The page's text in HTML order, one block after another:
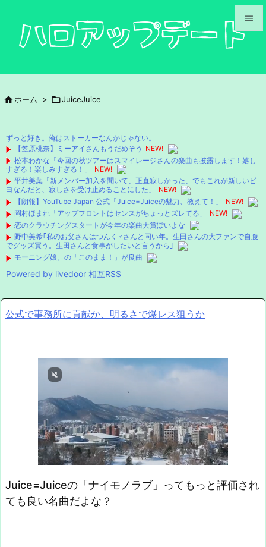




検索
 ホーム > JuiceJuice
ずっと好き。俺はストーカーなんかじゃない。
【笠原桃奈】ミーアイさんもうだめそう NEW!
松本わかな「今回の秋ツアーはスマイレージさんの楽曲も披露します！嬉し
すぎる！楽しみすぎる！」
NEW!
平井美葉「新メンバー加入を聞いて、正直寂しかった、でもこれが新しいビ
ヨなんだと、寂しさを受け止めることにした」
NEW!
【朗報】YouTube Japan 公式「Juice=Juiceの魅力、教えて！」
NEW!
岡村ほまれ「アップフロントはセンスがちょっとズレてる」
NEW!
恋のクラウチングスタートが今年の楽曲大賞ぽいよな
野中美希｢私のお父さんはつんく♂さんと同い年。生田さんの大ファンで自腹
でグッズ買う。生田さんと食事がしたいと言うから｣
モーニング娘。の「このまま！」が良曲
Powered by livedoor 相互RSS
公式で事務所に貢献か、明るさで爆レス狙うか
Juice=Juiceの「ナイモノラブ」ってもっと評価され
ても良い名曲だよな？